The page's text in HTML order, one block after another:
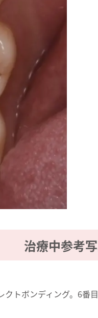
治療中参考
トボンディング。6番